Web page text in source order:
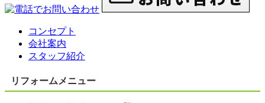
コンセプト
会社案内
スタッフ紹介
リフォームメニュー